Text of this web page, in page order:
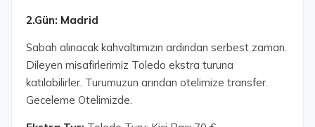
2.Gün: Madrid
Sabah alınacak kahvaltımızın ardından serbest zaman.
Dileyen misafirlerimiz Toledo ekstra turuna
katılabilirler. Turumuzun arından otelimize transfer.
Geceleme Otelimizde.